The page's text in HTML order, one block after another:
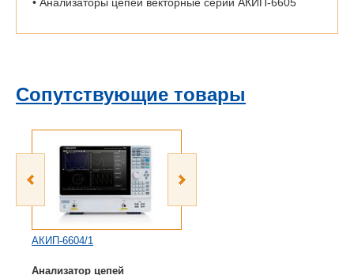
Сопутствующие товары
АКИП-6604/1
Анализатор цепей